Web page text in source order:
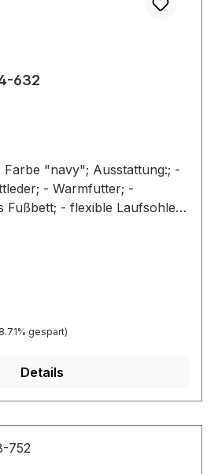
632
Farbe "navy"; Ausstattung:; -
- Warmfutter; -
Fußbett; - flexible Laufsohle; -
gespart)
Details